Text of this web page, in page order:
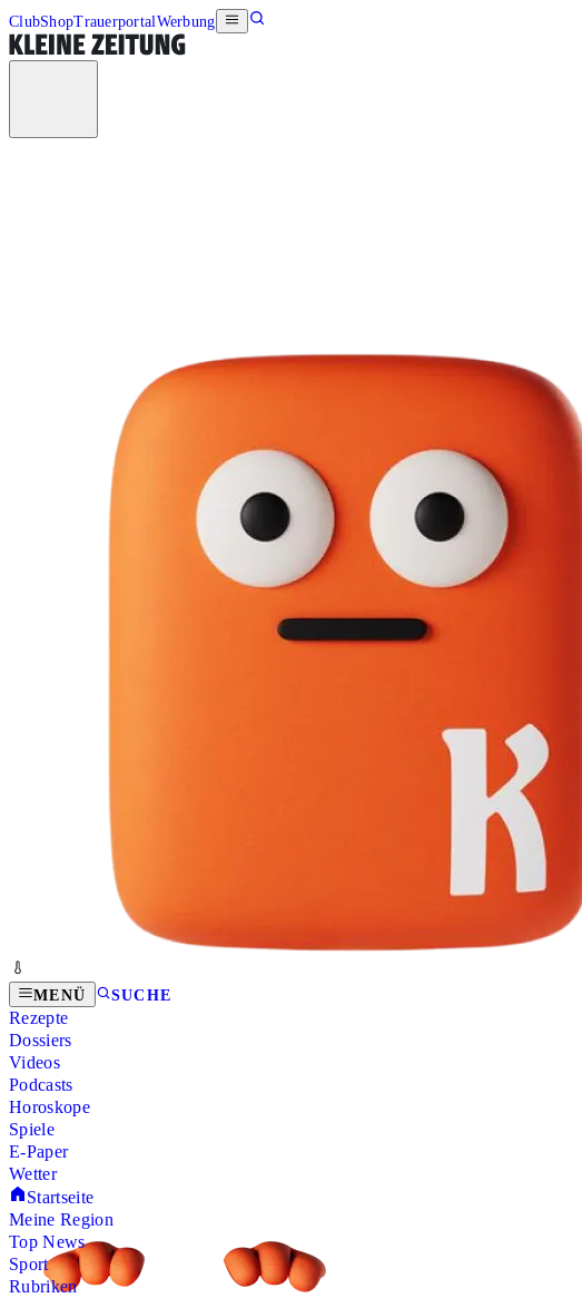
ClubShopTrauerportalWerbung
MENÜ SUCHE
Rezepte
Dossiers
Videos
Podcasts
Horoskope
Spiele
E-Paper
Wetter
Startseite
Meine Region
Top News
Sport
Rubriken